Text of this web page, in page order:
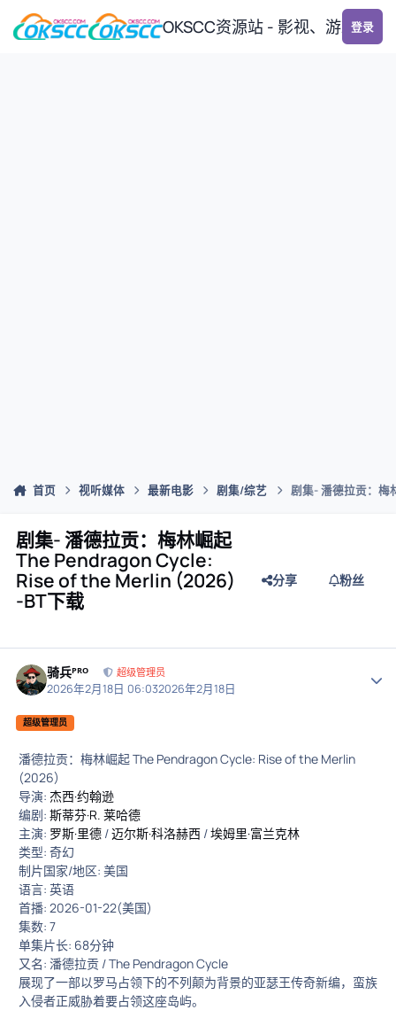
跳转到帖子
OKSCC资源站 - 影视、游戏、
登录
首页 视听媒体 最新电影 剧集/综艺 剧集- 潘德拉贡：
剧集- 潘德拉贡：梅林崛起
The Pendragon Cycle:
Rise of the Merlin (2026)
-BT下载
分享 粉丝
骑兵ᴾᴿᴼ 超级管理员
2026年2月18日 06:032026年2月18日
超级管理员
潘德拉贡：梅林崛起 The Pendragon Cycle: Rise of the Merlin
(2026)
导演: 杰西·约翰逊
编剧: 斯蒂芬·R. 莱哈德
主演: 罗斯·里德 /迈尔斯·科洛赫西 /埃姆里·富兰克林
类型: 奇幻
制片国家/地区: 美国
语言: 英语
首播: 2026-01-22(美国)
集数: 7
单集片长: 68分钟
又名: 潘德拉贡 / The Pendragon Cycle
展现了一部以罗马占领下的不列颠为背景的亚瑟王传奇新编，蛮族
入侵者正威胁着要占领这座岛屿。